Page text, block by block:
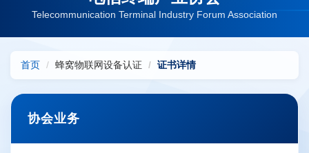
Telecommunication Terminal Industry Forum Association
首页 蜂窝物联网设备认证 证书详情
协会业务